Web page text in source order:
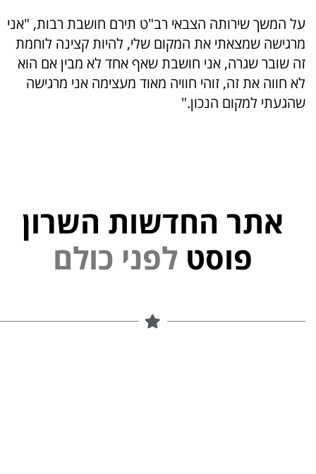
על המשך שירותה הצבאי רב"ט תירם חושבת רבות, "אני
מרגישה שמצאתי את המקום שלי, להיות קצינה לוחמת
זה שובר שגרה, אני חושבת שאף אחד לא מבין אם הוא
לא חווה את זה, זוהי חוויה מאוד מעצימה אני מרגישה
שהגעתי למקום הנכון."
אתר החדשות השרון
פוסט
כ ולם פ